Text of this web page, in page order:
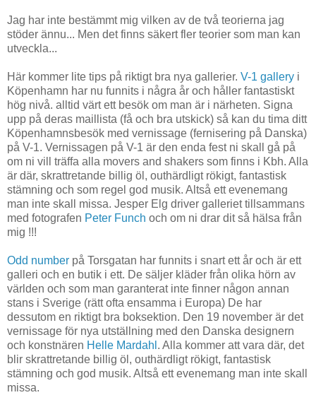
Jag har inte bestämmt mig vilken av de två teorierna jag
stöder ännu... Men det finns säkert fler teorier som man kan
utveckla...
Här kommer lite tips på riktigt bra nya gallerier. V-1 gallery i
Köpenhamn har nu funnits i några år och håller fantastiskt
hög nivå. alltid värt ett besök om man är i närheten. Signa
upp på deras maillista (få och bra utskick) så kan du tima ditt
Köpenhamnsbesök med vernissage (fernisering på Danska)
på V-1. Vernissagen på V-1 är den enda fest ni skall gå på
om ni vill träffa alla movers and shakers som finns i Kbh. Alla
är där, skrattretande billig öl, outhärdligt rökigt, fantastisk
stämning och som regel god musik. Altså ett evenemang
man inte skall missa. Jesper Elg driver galleriet tillsammans
med fotografen Peter Funch och om ni drar dit så hälsa från
mig !!!
Odd number på Torsgatan har funnits i snart ett år och är ett
galleri och en butik i ett. De säljer kläder från olika hörn av
världen och som man garanterat inte finner någon annan
stans i Sverige (rätt ofta ensamma i Europa) De har
dessutom en riktigt bra boksektion. Den 19 november är det
vernissage för nya utställning med den Danska designern
och konstnären Helle Mardahl . Alla kommer att vara där, det
blir skrattretande billig öl, outhärdligt rökigt, fantastisk
stämning och god musik. Altså ett evenemang man inte skall
missa.